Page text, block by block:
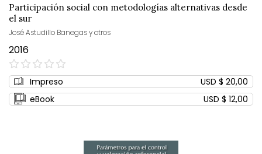
Participación social con metodologías alternativas desde
el sur
José Astudillo Banegas y otros
2016
0%
Impreso
USD $ 20,00
eBook
USD $ 12,00